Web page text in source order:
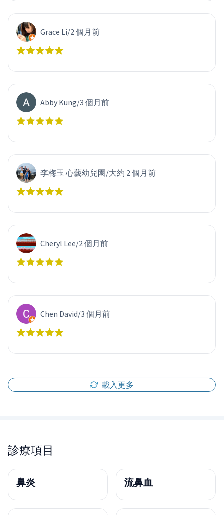
Grace Li/2 個月前
Abby Kung/3 個月前
李梅玉 心藝幼兒園/大約 2 個月前
Cheryl Lee/2 個月前
Chen David/3 個月前
載入更多
診療項目
鼻炎 流鼻血